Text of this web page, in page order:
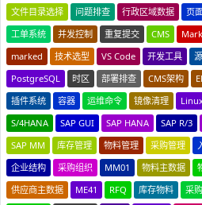
文件目录选择
问题排查 行政区域数据 页
工单系统
并发控制 重复提交 CMS
marked
技术选型 VS Code 开发工具
PostgreSQL
时区 部署排查 CMS架构
插件系统
容器 运维命令 镜像清理
S/4HANA
SAP GUI SAP HANA SAP R/3
SAP MM
库存管理 物料管理 采购管理
企业结构
采购组织 MM01 物料主数据
供应商主数据
ME41 RFQ 库存物料 采